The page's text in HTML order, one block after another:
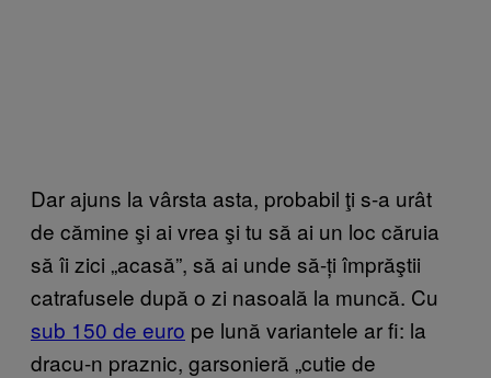
Dar ajuns la vârsta asta, probabil ţi s-a urât
de cămine şi ai vrea şi tu să ai un loc căruia
să îi zici „acasă”, să ai unde să-ți împrăştii
catrafusele după o zi nasoală la muncă. Cu
sub 150 de euro pe lună variantele ar fi: la
dracu-n praznic, garsonieră „cutie de